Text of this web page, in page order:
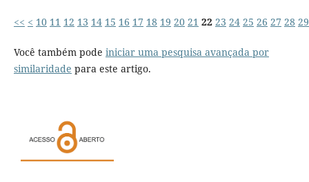
<< < 10 11 12 13 14 15 16 17 18 19 20 21 22 23 24 25 26 27 28 29
Você também pode iniciar uma pesquisa avançada por
similaridade para este artigo.